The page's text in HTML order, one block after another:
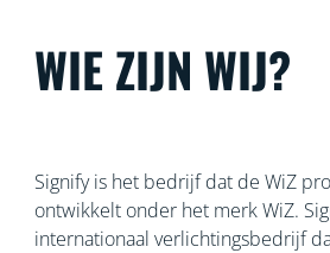
WIE ZIJN WIJ?
Signify is het bedrijf dat de WiZ
ontwikkelt onder het merk WiZ.
internationaal verlichtingsbedrijf